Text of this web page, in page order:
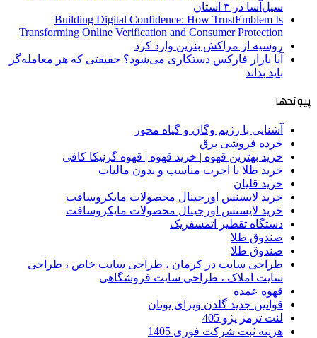
سیل‌آسا در ۳ استان
Building Digital Confidence: How TrustEmblem Is
Transforming Online Verification and Consumer Protection
روسیه از مراکش بنزین وارد کرد
آیا بازار فارکس دستکاری می‌شود؟ حقیقتی که هر معامله‌گر
باید بداند
پیوندها
آشنایی با رژیم وگان و گیاه محور
خرده فروشی برق
خرید بهترین قهوه | خرید قهوه | قهوه گرنیکا کافی
خرید طلا با اجرت مناسب و بدون مالیات
خرید قلیان
خرید لایسنس اورجینال محصولات مایکروسافت
خرید لایسنس اورجینال محصولات مایکروسافت
دستگاه تقطیر اتمسفریک
صندوق طلا
صندوق طلا
طراحی سایت در کرمان ، طراحی سایت خاص ، طراحی
سایت املاک ، طراحی سایت فروشگاهی
قهوه عمده
قوانین جدید گلدن ویزای یونان
لنت ترمز پژو 405
هزینه ثبت شرکت فوری 1405